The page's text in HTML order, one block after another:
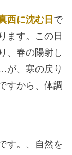
西に沈む日 で
ます。この日
、春の陽射し
が、寒の戻り
すから、体調
す。、自然を